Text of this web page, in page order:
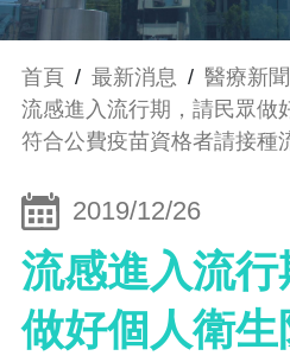
首頁 / 最新消息 / 醫療新聞
流感進入流行期，請民眾做
符合公費疫苗資格者請接種
2019/12/26
流感進入流
做好個人衛生